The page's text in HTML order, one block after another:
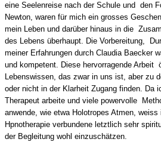
eine Seelenreise nach der Schule und den
Newton, waren für mich ein grosses
mein Leben und darüber hinaus in die
des Lebens überhaupt. Die Vorbereitung,
meiner Erfahrungen durch Claudia Baecker
und kompetent. Diese hervorragende Arbeit
Lebenswissen, das zwar in uns ist, aber zu
oder nicht in der Klarheit Zugang finden. Da
Therapeut arbeite und viele powervolle
anwende, wie etwa Holotropes Atmen,
Hpnotherapie verbundene letztlich sehr
der Begleitung wohl einzuschätzen.